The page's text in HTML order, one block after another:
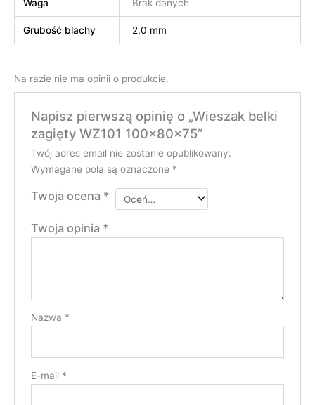
Waga Brak danych
Grubość blachy 2,0 mm
Na razie nie ma opinii o produkcie.
Napisz pierwszą opinię o „Wieszak belki
zagięty WZ101 100x80x75”
Twój adres email nie zostanie opublikowany.
Wymagane pola są oznaczone *
Twoja ocena *
Twoja opinia *
Nazwa *
E-mail *